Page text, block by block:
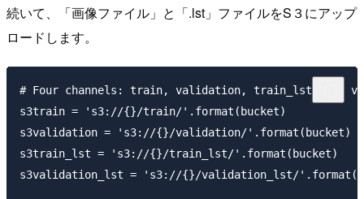
続いて、「画像ファイル」と「.lst」ファイルをS３にアップ
ロードします。
# Four channels: train, validation, train_lst, and
s3train = 's3://{}/train/'.format(bucket)
s3validation = 's3://{}/validation/'.format(bucket)
s3train_lst = 's3://{}/train_lst/'.format(bucket)
s3validation_lst = 's3://{}/validation_lst/